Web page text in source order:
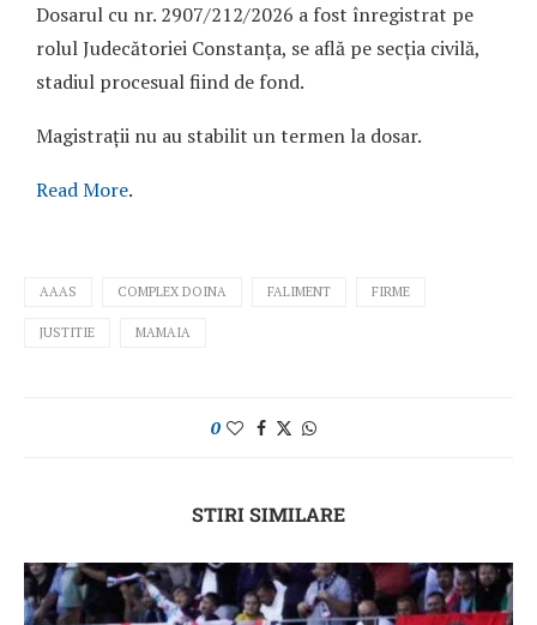
Dosarul cu nr. 2907/212/2026 a fost înregistrat pe
rolul Judecătoriei Constanța, se află pe secția civilă,
stadiul procesual fiind de fond.
Magistrații nu au stabilit un termen la dosar.
Read More.
AAAS COMPLEX DOINA FALIMENT FIRME
JUSTITIE MAMAIA
0
STIRI SIMILARE